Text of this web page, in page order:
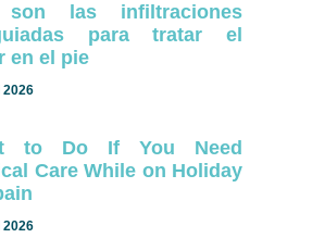
las infiltraciones
para tratar el
en el pie
2026
to Do If You Need
Care While on Holiday
2026